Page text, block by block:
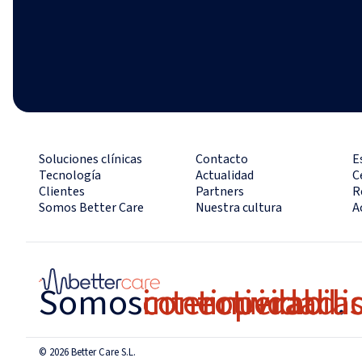
Soluciones clínicas
Tecnología
Clientes
Somos Better Care
Contacto
Actualidad
Partners
Nuestra cultura
Somosconectividad.
continuidad
© 2026 Better Care S.L.